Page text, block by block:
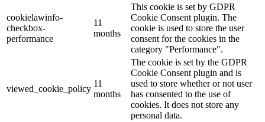
cookielawinfo-
checkbox-
performance
11
months
This cookie is set by GDPR
Cookie Consent plugin. The
cookie is used to store the user
consent for the cookies in the
category "Performance".
viewed_cookie_policy
11
months
The cookie is set by the GDPR
Cookie Consent plugin and is
used to store whether or not user
has consented to the use of
cookies. It does not store any
personal data.